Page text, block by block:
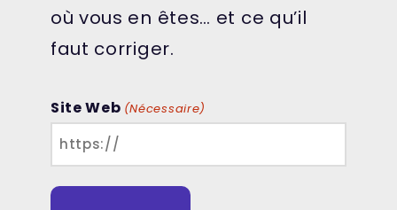
où vous en êtes… et ce qu’il
faut corriger.
Site Web (Nécessaire)